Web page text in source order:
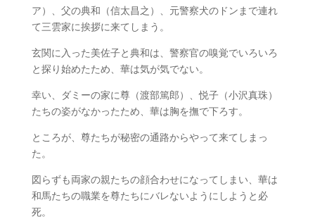
ア）、父の典和（信太昌之）、元警察犬のドンまで連れ
て三雲家に挨拶に来てしまう。
玄関に入った美佐子と典和は、警察官の嗅覚でいろいろ
と探り始めたため、華は気が気でない。
幸い、ダミーの家に尊（渡部篤郎）、悦子（小沢真珠）
たちの姿がなかったため、華は胸を撫で下ろす。
ところが、尊たちが秘密の通路からやって来てしまっ
た。
図らずも両家の親たちの顔合わせになってしまい、華は
和馬たちの職業を尊たちにバレないようにしようと必
死。